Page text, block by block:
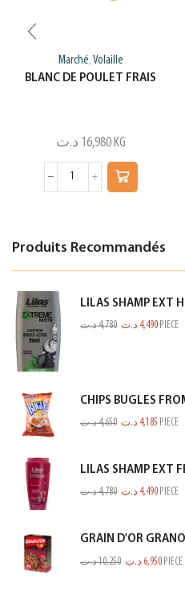
Marché, Volaille
BLANC DE POULET FRAIS
16,980 د.ت KG
Produits Recommandés
LILAS SHAMP EXT
4,780د.ت 4,490 د.ت PIECE
CHIPS BUGLES
4,650د.ت 4,185 د.ت PIECE
4,780د.ت 4,490 د.ت PIECE
GRAIN D'OR
10,250د.ت 6,950 د.ت PIECE